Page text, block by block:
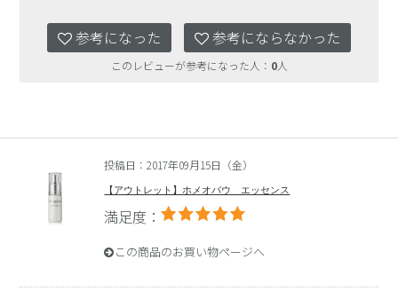
参考になった 参考にならなかった
このレビューが参考になった人： 0人
投稿日：2017年09月15日（金）
【アウトレット】ホメオバウ エッセンス
満足度：
この商品のお買い物ページへ